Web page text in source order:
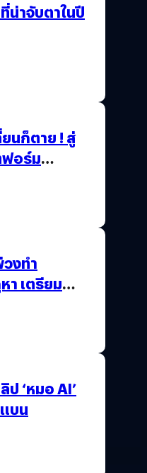
น่าจับตาในปี
นก็ตาย ! สู่
อร์ม
งทำ
า เตรียม
‘หมอ AI’
บน